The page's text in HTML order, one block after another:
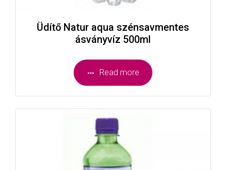
Üdítő Natur aqua szénsavmentes
ásványvíz 500ml
Read more